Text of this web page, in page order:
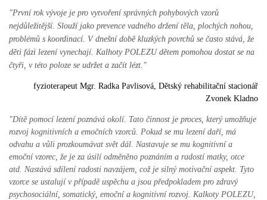
"První rok vývoje je pro vytvoření správných pohybových vzorů
nejdůležitější. Slouží jako prevence vadného držení těla, plochých nohou,
problémů s koordinací. V dnešní době kluzkých povrchů se často stává, že
děti fázi lezení vynechají. Kalhoty POLEZU dětem pomohou dostat se na
čtyři, v této poloze se udržet a začít lézt."
fyzioterapeut Mgr. Radka Pavlisová, Dětský rehabilitační stacionář
Zvonek Kladno
"Dítě pomocí lezení poznává okolí. Tato činnost je proces, který umožňuje
rozvoj kognitivních a emočních vzorců. Pokud se mu lezení daří, má
odvahu a vůli prozkoumávat svět dál. Nastavuje se mu kognitivní a
emoční vzorec, že je za úsilí odměněno poznáním a radostí matky, otce
atd. Nastává sdílení radosti navzájem, což je silný motivační aspekt. Tyto
vzorce se ustalují v případě uspěchu a jsou předpokladem pro zdravý
psychosociální, somatický, emoční a kognitivní rozvoj. Kalkoty POLEZU,